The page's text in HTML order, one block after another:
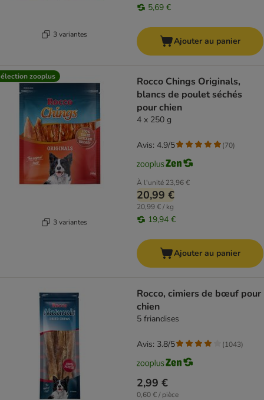
3 variantes
5,69 €
Ajouter au panier
zooplus
3 variantes
Rocco Chings Originals,
blancs de poulet séchés
pour chien
4 x 250 g
À l'unité 23,96 €
20,99 €
20,99 € / kg
19,94 €
Avis: 4.9/5 (70)
Ajouter au panier
Rocco, cimiers de bœuf pour
chien
5 friandises
2,99 €
0,60 € / pièce
Avis: 3.8/5 (1043)